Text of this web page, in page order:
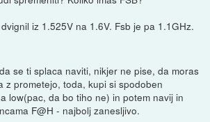
iz 1.525V na 1.6V. Fsb je pa 1.1GHz.
se ti splaca naviti, nikjer ne pise, da moras
z prometejo, toda, kupi si spodoben
low(pac, da bo tiho ne) in potem navij in
F@H - najbolj zanesljivo.